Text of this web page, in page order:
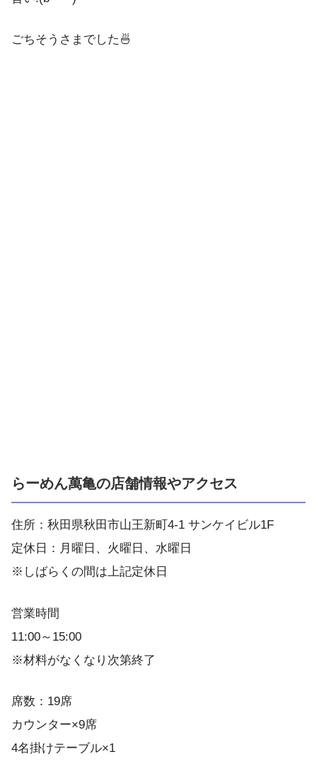
ごちそうさまでした🍜
らーめん萬亀の店舗情報やアクセス
住所：秋田県秋田市山王新町4-1 サンケイビル1F
定休日：月曜日、火曜日、水曜日
※しばらくの間は上記定休日
営業時間
11:00～15:00
※材料がなくなり次第終了
席数：19席
カウンター×9席
4名掛けテーブル×1